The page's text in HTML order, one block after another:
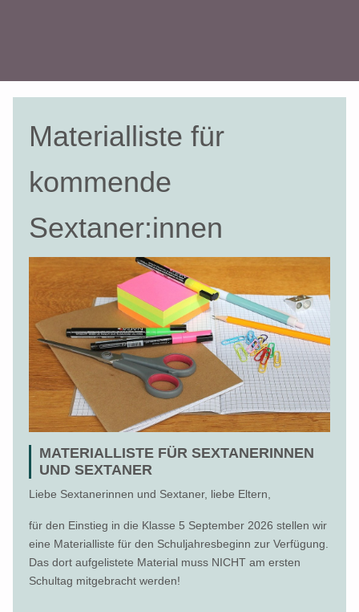
Materialliste für
kommende
Sextaner:innen
MATERIALLISTE FÜR SEXTANERINNEN
UND SEXTANER
Liebe Sextanerinnen und Sextaner, liebe Eltern,
für den Einstieg in die Klasse 5 September 2026 stellen wir
eine Materialliste für den Schuljahresbeginn zur Verfügung.
Das dort aufgelistete Material muss NICHT am ersten
Schultag mitgebracht werden!